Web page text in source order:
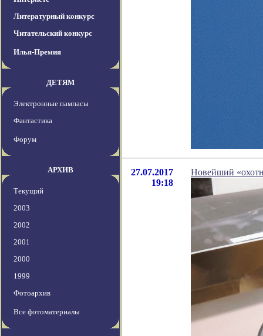
Литературный конкурс
Читательский конкурс
Илья-Премия
ДЕТЯМ
Электронные пампасы
Фантастика
Форум
АРХИВ
Текущий
2003
2002
2001
2000
1999
Фотоархив
Все фотоматериалы
27.07.2017
19:18
Новейший